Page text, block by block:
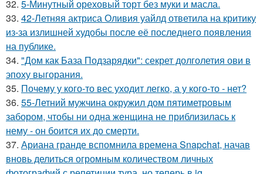
32. 5-Минутный ореховый торт без муки и масла.
33. 42-Летняя актриса Оливия уайлд ответила на критику
из-за излишней худобы после её последнего появления
на публике.
34. "Дом как База Подзарядки": секрет долголетия ови в
эпоху выгорания.
35. Почему у кого-то вес уходит легко, а у кого-то - нет?
36. 55-Летний мужчина окружил дом пятиметровым
забором, чтобы ни одна женщина не приблизилась к
нему - он боится их до смерти.
37. Ариана гранде вспомнила времена Snapchat, начав
вновь делиться огромным количеством личных